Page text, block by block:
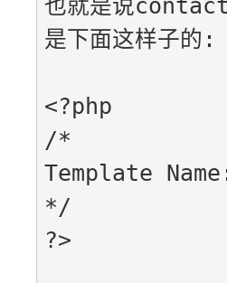
也就是说
是下面这样子的:
<?php
/*
Template
*/
?>